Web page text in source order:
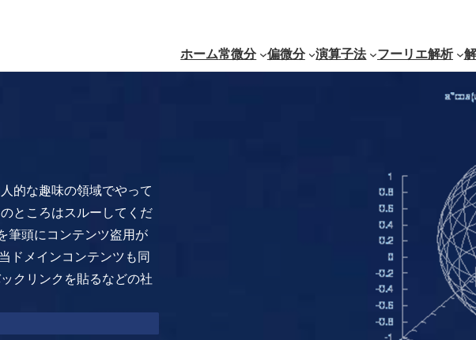
ホーム常微分 偏微分 演算子法 フーリエ解析
的な趣味の領域でやって
ところはスルーしてくだ
筆頭にコンテンツ盗用が
ドメインコンテンツも同
クリンクを貼るなどの社